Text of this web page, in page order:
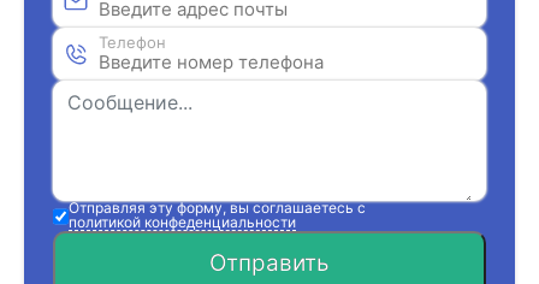
Телефон
Отправляя эту форму, вы соглашаетесь с
политикой конфеденциальности
Отправить